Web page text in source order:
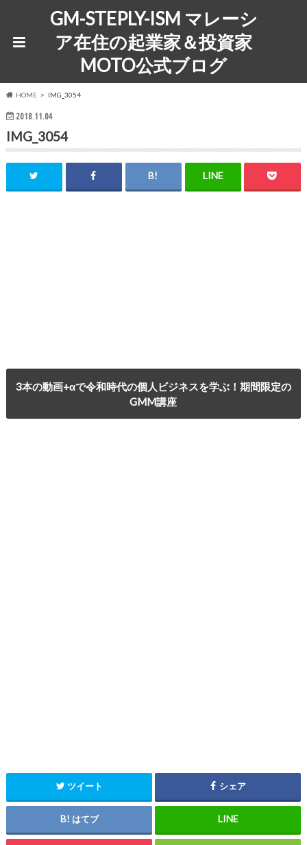
GM-STEPLY-ISM マレーシ
ア在住の起業家＆投資家
MOTO公式ブログ
HOME IMG_3054
2018.11.04
IMG_3054
3本の動画+αで令和時代の個人ビジネスを学ぶ！期間限定の
GMM講座
ツイート シェア
はてブ